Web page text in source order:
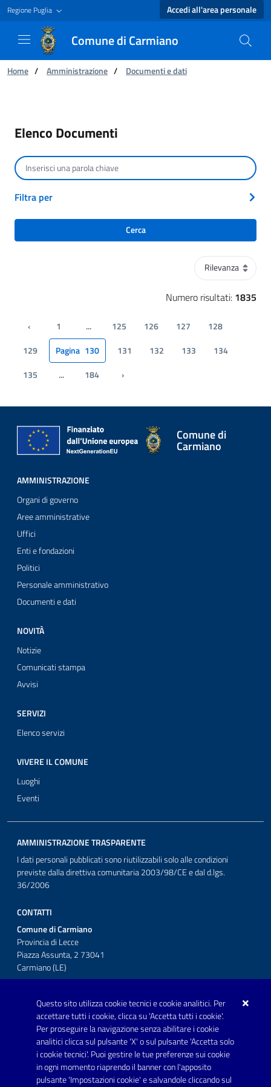
Questo sito utilizza cookie tecnici e cookie analitici. Per
accettare tutti i cookie, clicca su 'Accetta tutti i cookie'.
Per proseguire la navigazione senza abilitare i cookie
analitici clicca sul pulsante 'X' o sul pulsante 'Accetta solo
i cookie tecnici'. Puoi gestire le tue preferenze sui cookie
in ogni momento riaprendo il banner con l'apposito
pulsante 'Impostazioni cookie' e salvandole cliccando sul
Regione Puglia Accedi all'area personale
Comune di Carmiano
Ti trovi in:
Home / Amministrazione / Documenti e dati
Elenco Documenti
Ordinamento
Numero risultati: 1835
‹Pagina precedente
1 ... 125 126 127
128
129
Pagina 130 131 132 133
134
135
... 184 Pagina successiva
›
Cerca per testo
Filtra per
Cerca
Comune di
Carmiano
AMMINISTRAZIONE
Organi di governo
Aree amministrative
Uffici
Enti e fondazioni
Politici
Personale amministrativo
Documenti e dati
NOVITÀ
Notizie
Comunicati stampa
Avvisi
SERVIZI
Elenco servizi
VIVERE IL COMUNE
Luoghi
Eventi
AMMINISTRAZIONE TRASPARENTE
I dati personali pubblicati sono riutilizzabili solo alle condizioni
previste dalla direttiva comunitaria 2003/98/CE e dal d.lgs.
36/2006
CONTATTI
Comune di Carmiano
Provincia di Lecce
Piazza Assunta, 2 73041
Carmiano (LE)
Posta Elettronica Certificata:
protocollo.comunecarmiano@pec.rupar.puglia.it
URP - Ufficio Relazioni con il Pubblico